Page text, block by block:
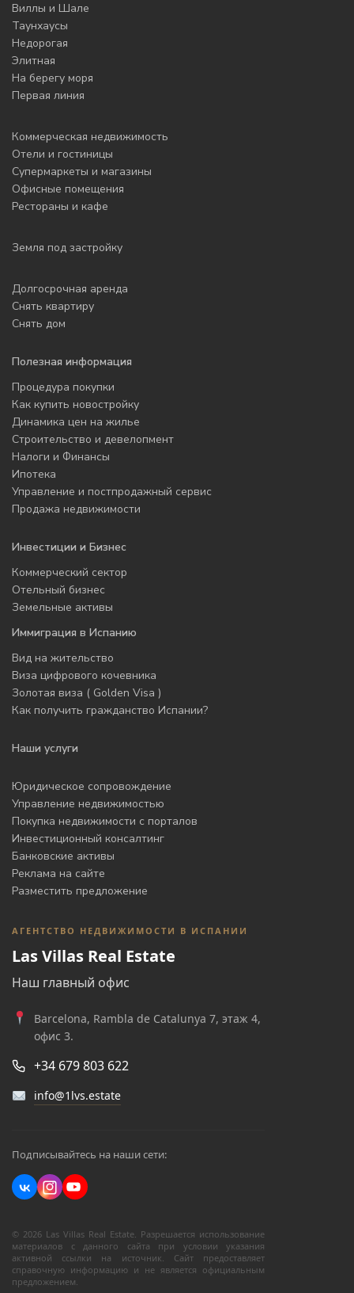
Виллы и Шале
Таунхаусы
Недорогая
Элитная
На берегу моря
Первая линия
Коммерческая недвижимость
Отели и гостиницы
Супермаркеты и магазины
Офисные помещения
Рестораны и кафе
Земля под застройку
Долгосрочная аренда
Снять квартиру
Снять дом
Полезная информация
Процедура покупки
Как купить новостройку
Динамика цен на жилье
Строительство и девелопмент
Налоги и Финансы
Ипотека
Управление и постпродажный сервис
Продажа недвижимости
Инвестиции и Бизнес
Коммерческий сектор
Отельный бизнес
Земельные активы
Иммиграция в Испанию
Вид на жительство
Виза цифрового кочевника
Золотая виза ( Golden Visa )
Как получить гражданство Испании?
Наши услуги
Юридическое сопровождение
Управление недвижимостью
Покупка недвижимости с порталов
Инвестиционный консалтинг
Банковские активы
Реклама на сайте
Разместить предложение
АГЕНТСТВО НЕДВИЖИМОСТИ В ИСПАНИИ
Las Villas Real Estate
Наш главный офис
Barcelona, Rambla de Catalunya 7, этаж 4,
офис 3.
+34 679 803 622
info@1lvs.estate
Подписывайтесь на наши сети:
© 2026 Las Villas Real Estate. Разрешается использование
материалов с данного сайта при условии указания
активной ссылки на источник. Сайт предоставляет
справочную информацию и не является официальным
предложением.